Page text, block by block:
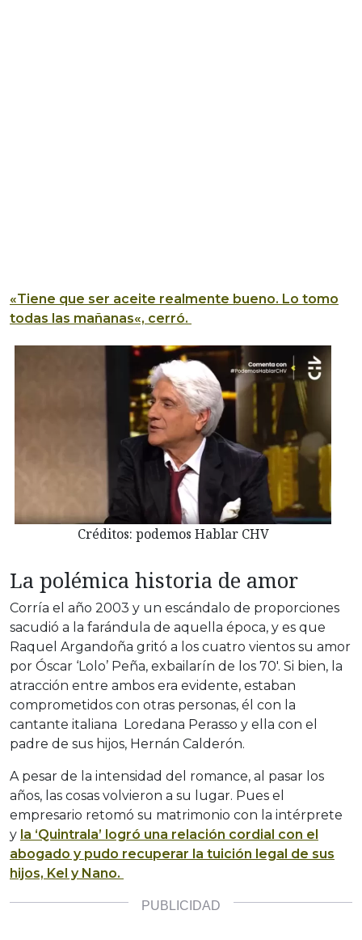
«Tiene que ser aceite realmente bueno. Lo tomo
todas las mañanas«, cerró.
Créditos: podemos Hablar CHV
La polémica historia de amor
Corría el año 2003 y un escándalo de proporciones
sacudió a la farándula de aquella época, y es que
Raquel Argandoña gritó a los cuatro vientos su amor
por Óscar ‘Lolo’ Peña, exbailarín de los 70′. Si bien, la
atracción entre ambos era evidente, estaban
comprometidos con otras personas, él con la
cantante italiana Loredana Perasso y ella con el
padre de sus hijos, Hernán Calderón.
A pesar de la intensidad del romance, al pasar los
años, las cosas volvieron a su lugar. Pues el
empresario retomó su matrimonio con la intérprete
y la ‘Quintrala’ logró una relación cordial con el
abogado y pudo recuperar la tuición legal de sus
hijos, Kel y Nano.